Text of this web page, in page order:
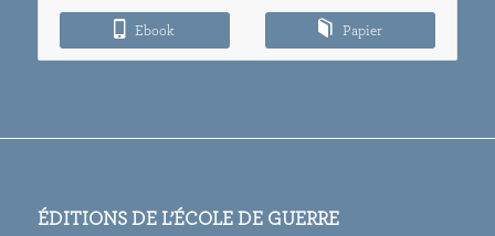
à
15,00€
Ebook Papier
ÉDITIONS DE L’ÉCOLE DE GUERRE